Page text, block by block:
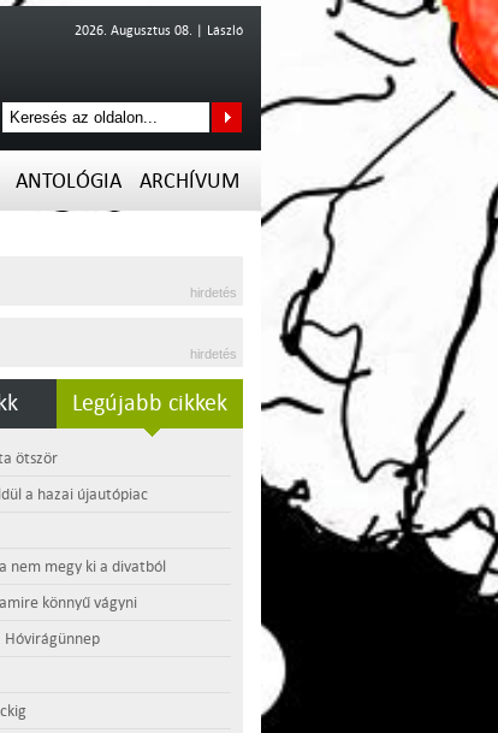
2026. Augusztus 08. | László
ANTOLÓGIA ARCHÍVUM
hirdetés
hirdetés
Legújabb cikkek
ötször
a hazai újautópiac
nem megy ki a divatból
könnyű vágyni
Hóvirágünnep